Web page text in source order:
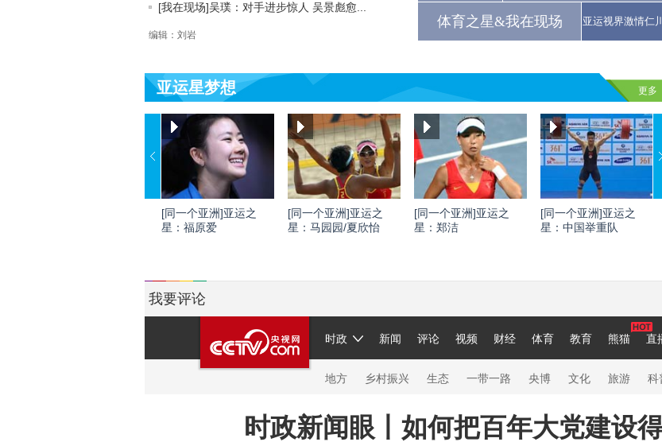
[我在现场]吴璞：对手进步惊人 吴景彪愈...
编辑：刘岩
体育之星&我在现场 亚运视界激情仁川
亚运星梦想 更多
[同一个亚洲]亚运之
星：福原爱
[同一个亚洲]亚运之
星：马园园/夏欣怡
[同一个亚洲]亚运之
星：郑洁
[同一个亚洲]亚运之
星：中国举重队
我要评论